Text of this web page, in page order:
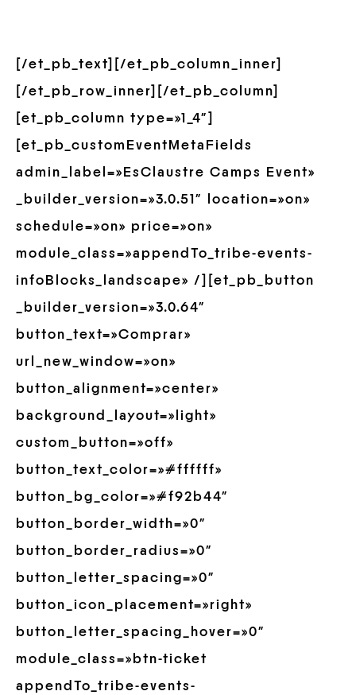
[/et_pb_text][/et_pb_column_inner]
[/et_pb_row_inner][/et_pb_column]
[et_pb_column type=»1_4″]
[et_pb_customEventMetaFields
admin_label=»EsClaustre Camps Event»
_builder_version=»3.0.51″ location=»on»
schedule=»on» price=»on»
module_class=»appendTo_tribe-events-
infoBlocks_landscape» /][et_pb_button
_builder_version=»3.0.64″
button_text=»Comprar»
url_new_window=»on»
button_alignment=»center»
background_layout=»light»
custom_button=»off»
button_text_color=»#ffffff»
button_bg_color=»#f92b44″
button_border_width=»0″
button_border_radius=»0″
button_letter_spacing=»0″
button_icon_placement=»right»
button_letter_spacing_hover=»0″
module_class=»btn-ticket
appendTo_tribe-events-